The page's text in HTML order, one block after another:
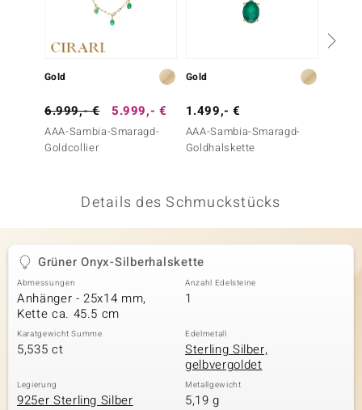
Collection
BY DE MELO
Classics
Gold
6.999,- € 5.999,- €
AAA-Sambia-Smaragd-
Goldcollier
Gold
1.499,- €
AAA-Sambia-Smaragd-
Goldhalskette
Details des Schmuckstücks
Grüner Onyx-Silberhalskette
Abmessungen
Anhänger - 25x14 mm,
Kette ca. 45.5 cm
Anzahl Edelsteine
1
Karatgewicht Summe
5,535 ct
Edelmetall
Sterling Silber,
gelbvergoldet
Legierung
925er Sterling Silber
Metallgewicht
5,19 g